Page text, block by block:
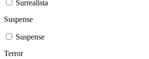
Surrealista
Suspense
Suspense
Terror